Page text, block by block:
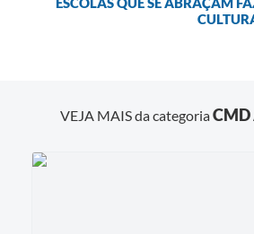
VEJA MAIS da categoria